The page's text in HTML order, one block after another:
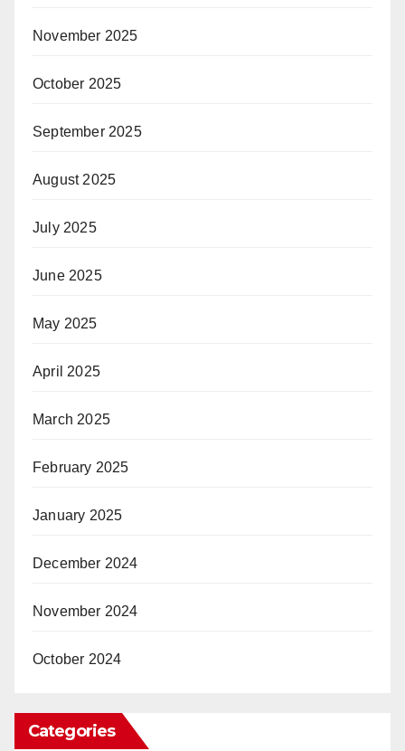
November 2025
October 2025
September 2025
August 2025
July 2025
June 2025
May 2025
April 2025
March 2025
February 2025
January 2025
December 2024
November 2024
October 2024
Categories